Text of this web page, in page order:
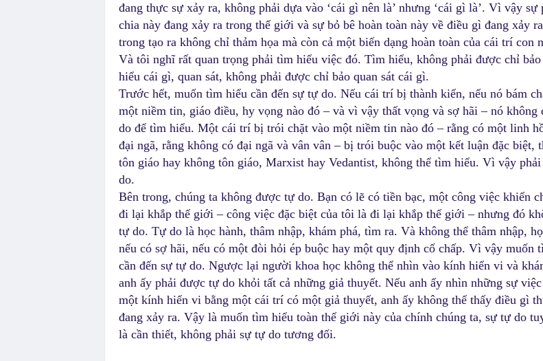
đang thực sự xảy ra, không phải dựa vào ‘cái gì nên là’ nhưng ‘cái gì là’. Vì vậy sự
chia này đang xảy ra trong thế giới và sự bỏ bê hoàn toàn này về điều gì đang xảy
trong tạo ra không chỉ thảm họa mà còn cả một biến dạng hoàn toàn của cái trí con
Và tôi nghĩ rất quan trọng phải tìm hiểu việc đó. Tìm hiểu, không phải được chỉ
hiểu cái gì, quan sát, không phải được chỉ bảo quan sát cái gì.
Trước hết, muốn tìm hiểu cần đến sự tự do. Nếu cái trí bị thành kiến, nếu nó bám
một niềm tin, giáo điều, hy vọng nào đó – và vì vậy thất vọng và sợ hãi – nó không
do để tìm hiểu. Một cái trí bị trói chặt vào một niềm tin nào đó – rằng có một linh
đại ngã, rằng không có đại ngã và vân vân – bị trói buộc vào một kết luận đặc biệt,
tôn giáo hay không tôn giáo, Marxist hay Vedantist, không thể tìm hiểu. Vì vậy
do.
Bên trong, chúng ta không được tự do. Bạn có lẽ có tiền bạc, một công việc khiến
đi lại khắp thế giới – công việc đặc biệt của tôi là đi lại khắp thế giới – nhưng đó
tự do. Tự do là học hành, thâm nhập, khám phá, tìm ra. Và không thể thâm nhập,
nếu có sợ hãi, nếu có một đòi hỏi ép buộc hay một quy định cố chấp. Vì vậy muốn
cần đến sự tự do. Ngược lại người khoa học không thể nhìn vào kính hiển vi và
anh ấy phải được tự do khỏi tất cả những giả thuyết. Nếu anh ấy nhìn những sự
một kính hiển vi bằng một cái trí có một giả thuyết, anh ấy không thể thấy điều gì
đang xảy ra. Vậy là muốn tìm hiểu toàn thế giới này của chính chúng ta, sự tự do
là cần thiết, không phải sự tự do tương đối.